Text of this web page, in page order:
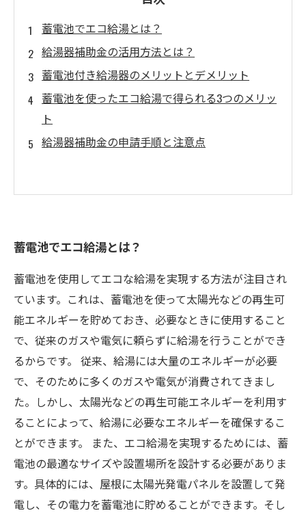
蓄電池でエコ給湯とは？
給湯器補助金の活用方法とは？
蓄電池付き給湯器のメリットとデメリット
蓄電池を使ったエコ給湯で得られる3つのメリッ
ト
給湯器補助金の申請手順と注意点
蓄電池でエコ給湯とは？
蓄電池を使用してエコな給湯を実現する方法が注目され
ています。これは、蓄電池を使って太陽光などの再生可
能エネルギーを貯めておき、必要なときに使用すること
で、従来のガスや電気に頼らずに給湯を行うことができ
るからです。 従来、給湯には大量のエネルギーが必要
で、そのために多くのガスや電気が消費されてきまし
た。しかし、太陽光などの再生可能エネルギーを利用す
ることによって、給湯に必要なエネルギーを確保するこ
とができます。 また、エコ給湯を実現するためには、蓄
電池の最適なサイズや設置場所を設計する必要がありま
す。具体的には、屋根に太陽光発電パネルを設置して発
電し、その電力を蓄電池に貯めることができます。そし